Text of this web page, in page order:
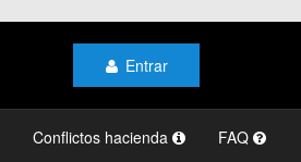
Entrar
Conflictos hacienda FAQ